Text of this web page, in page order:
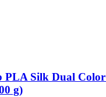
PLA Silk Dual Color
g)